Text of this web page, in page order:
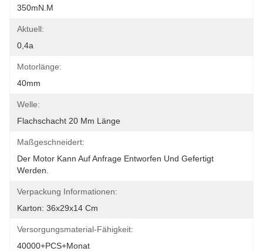
350mN.m
Aktuell:
0,4a
Motorlänge:
40mm
Welle:
Flachschacht 20 Mm Länge
Maßgeschneidert:
Der Motor Kann Auf Anfrage Entworfen Und Gefertigt
Werden.
Verpackung Informationen:
Karton: 36x29x14 Cm
Versorgungsmaterial-Fähigkeit:
40000+PCS+Monat